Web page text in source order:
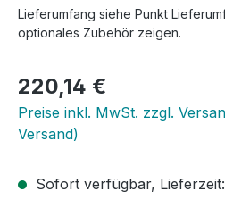
Lieferumfang siehe Punkt
optionales Zubehör zeigen.
Regulärer Preis:
220,14 €
Preise inkl. MwSt. zzgl.
Versand)
Sofort verfügbar,